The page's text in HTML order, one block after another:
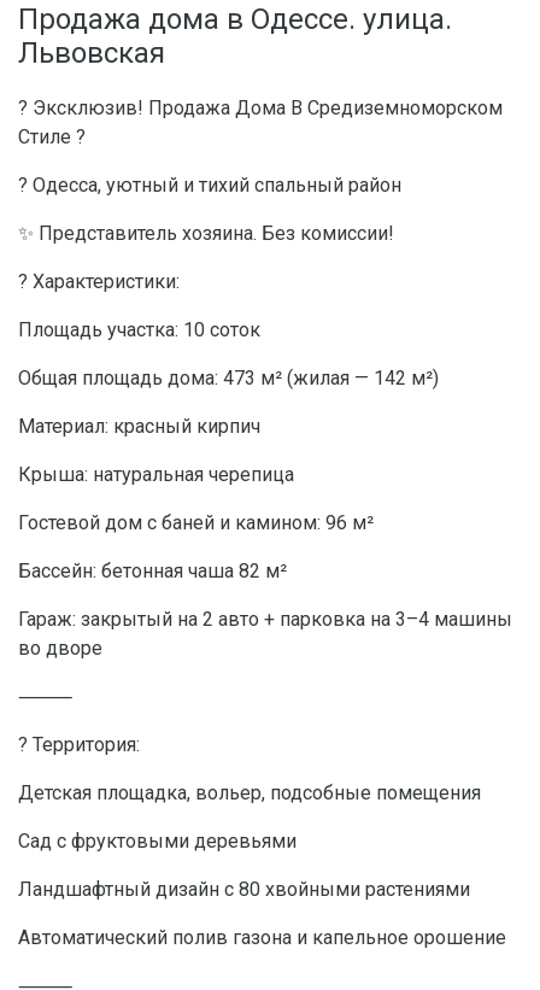
Продажа дома в Одессе. улица.
Львовская
? Эксклюзив! Продажа Дома В Средиземноморском
Стиле ?
? Одесса, уютный и тихий спальный район
✨ Представитель хозяина. Без комиссии!
? Характеристики:
Площадь участка: 10 соток
Общая площадь дома: 473 м² (жилая — 142 м²)
Материал: красный кирпич
Крыша: натуральная черепица
Гостевой дом с баней и камином: 96 м²
Бассейн: бетонная чаша 82 м²
Гараж: закрытый на 2 авто + парковка на 3–4 машины
во дворе
⸻
? Территория:
Детская площадка, вольер, подсобные помещения
Сад с фруктовыми деревьями
Ландшафтный дизайн с 80 хвойными растениями
Автоматический полив газона и капельное орошение